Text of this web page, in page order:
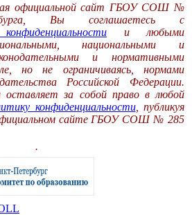
официальной сайт ГБОУ СОШ №
Вы соглашаетесь с
и любыми
национальными и
и нормативными
но не ограничиваясь, нормами
Российской Федерации.
оставляет за собой право в любой
конфиденциальности, публикуя
сайте ГБОУ СОШ № 285
.